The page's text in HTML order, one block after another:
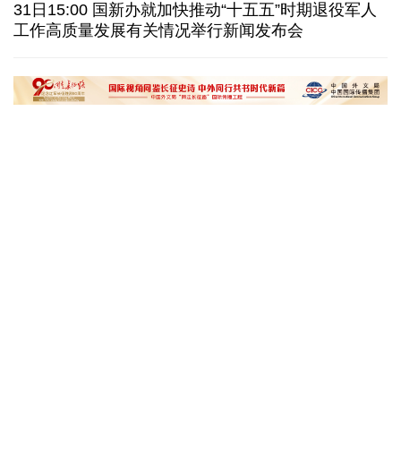
白宫宴会厅改造再遇阻 特朗普斥裁决“不公”
伊官员：有证据显示美军使用磷弹轰炸伊朗多地
31日15:00 国新办就加快推动“十五五”时期退役军人
工作高质量发展有关情况举行新闻发布会